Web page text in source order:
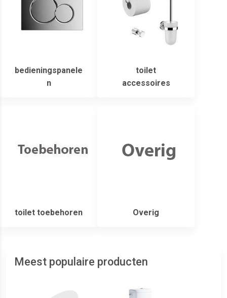
bedieningspanele
n
toilet
accessoires
toilet toebehoren Overig
Meest populaire producten